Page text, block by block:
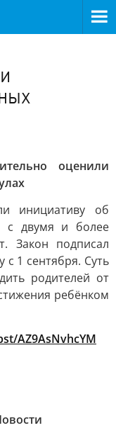
оценили
инициативу об
с двумя и более
Закон подписал
с 1 сентября. Суть
родителей от
ребёнком
AZ9AsNvhcYM